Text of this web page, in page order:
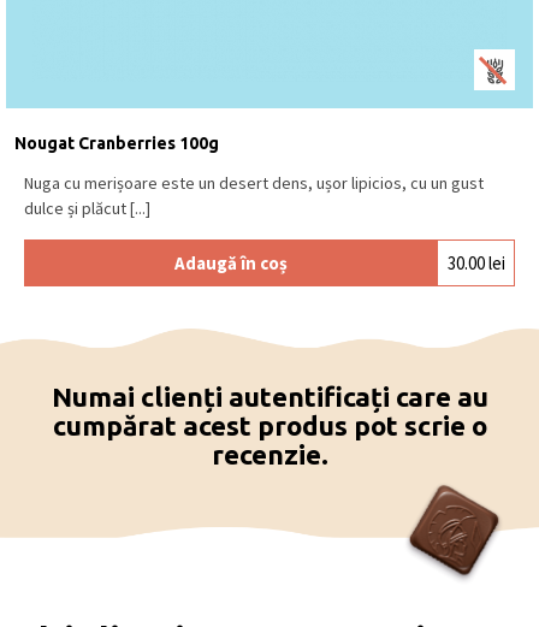
Nougat Cranberries 100g
Nuga cu merișoare este un desert dens, ușor lipicios, cu un gust
dulce și plăcut [...]
Adaugă în coș 30.00lei
Numai clienți autentificați care au
cumpărat acest produs pot scrie o
recenzie.